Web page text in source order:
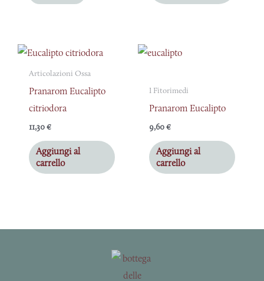
Articolazioni Ossa
Pranarom Eucalipto
citriodora
11,30€
Aggiungi al
carrello
I Fitorimedi
Pranarom Eucalipto
9,60€
Aggiungi al
carrello